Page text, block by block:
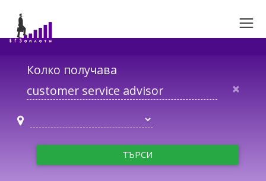
Колко получава
×
ТЪРСИ